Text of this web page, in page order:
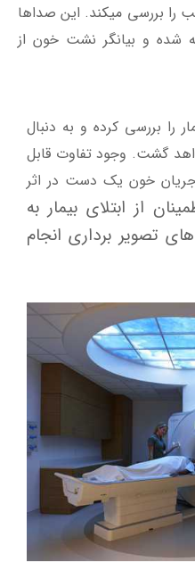
را بررسی میکند. این صداها
شده و بیانگر نشت خون از
بررسی کرده و به دنبال
گشت. وجود تفاوت قابل
خون یک دست در اثر
از ابتلای بیمار به
تصویر برداری انجام